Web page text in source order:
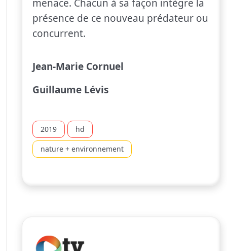
menace. Chacun à sa façon intègre la
présence de ce nouveau prédateur ou
concurrent.
Jean-Marie Cornuel
Guillaume Lévis
2019 hd
nature + environnement